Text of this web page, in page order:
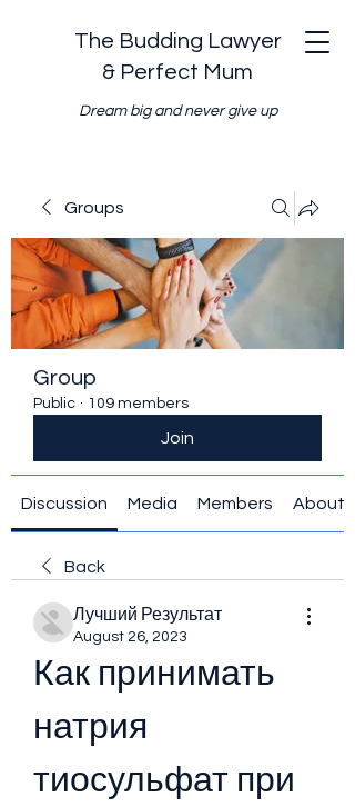
The Budding Lawyer
& Perfect Mum
Dream big and never give up
Groups
Group
Public · 109 members
Join
Discussion Media Members About
Back
Лучший Результат
August 26, 2023
Как принимать
натрия
тиосульфат при